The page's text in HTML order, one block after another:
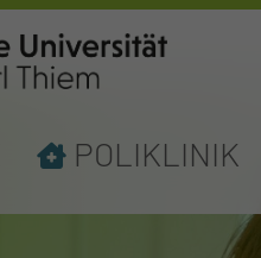
POLIKLINIK